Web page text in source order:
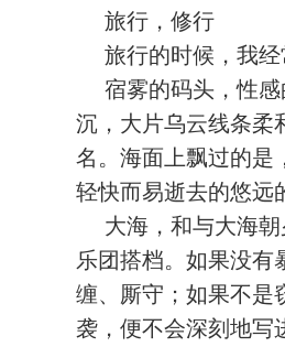
旅行，修行
旅行的时候，我经
宿雾的码头，性感
沉，大片乌云线条柔
名。海面上飘过的是
轻快而易逝去的悠远
大海，和与大海朝
乐团搭档。如果没有
缠、厮守；如果不是
袭，便不会深刻地写